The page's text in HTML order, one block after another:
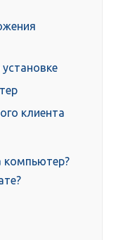
клиента
компьютер?